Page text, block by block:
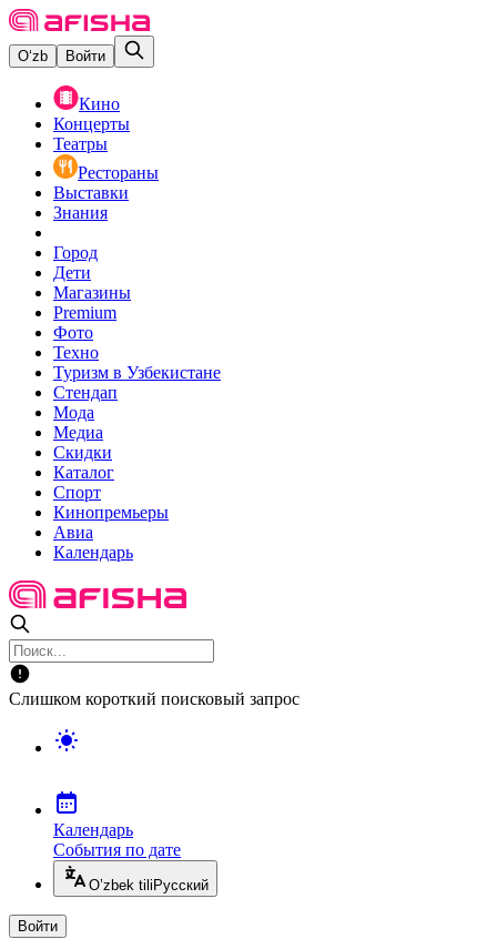
O‘zb Войти
Кино
Концерты
Театры
Рестораны
Выставки
Знания
Город
Дети
Магазины
Premium
Фото
Техно
Туризм в Узбекистане
Стендап
Мода
Медиа
Скидки
Каталог
Спорт
Кинопремьеры
Авиа
Календарь
Слишком короткий поисковый запрос
Календарь
События по дате
O’zbek tili Русский
Войти